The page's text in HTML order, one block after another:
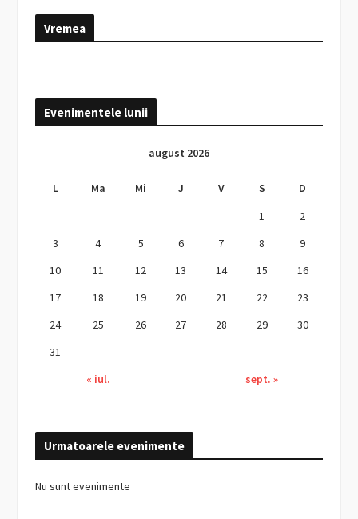
Vremea
Evenimentele lunii
august 2026
L Ma Mi J V S
D
1
2
3
4 5 6 7 8
9
10
11 12 13 14 15
16
17
18 19 20 21 22
23
24
25 26 27 28 29
30
31
« iul.
sept. »
Urmatoarele evenimente
Nu sunt evenimente